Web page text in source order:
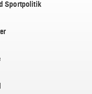
Sportpolitik